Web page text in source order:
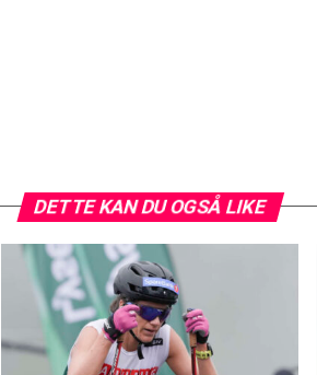
DETTE KAN DU OGSÅ LIKE